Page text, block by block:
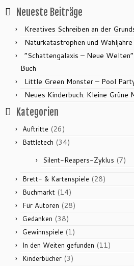
Neueste Beiträge
Kreatives Schreiben an der
Naturkatastrophen und Wahljahre
“Schattengalaxis – Neue
Buch
Little Green Monster – Pool
Neues Kinderbuch: Kleine
Kategorien
Auftritte (26)
Battletech (34)
Silent-Reapers-Zyklus (7)
Brett- & Kartenspiele (28)
Buchmarkt (14)
Für Autoren (28)
Gedanken (38)
Gewinnspiele (1)
In den Weiten gefunden (11)
Kinderbücher (3)